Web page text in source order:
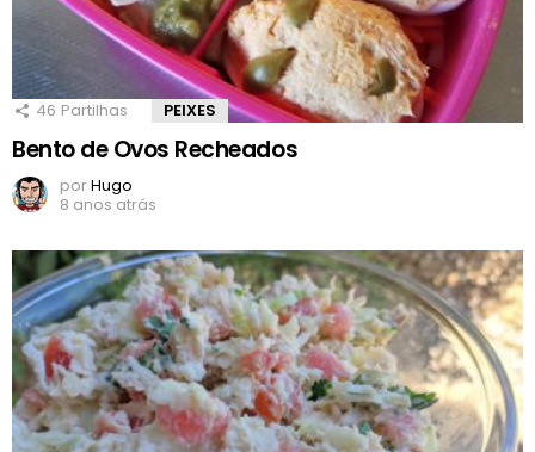
46 Partilhas PEIXES
Bento de Ovos Recheados
porHugo
8 anos atrás